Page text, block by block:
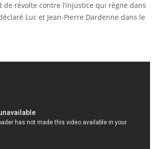
révolte contre l’injustice qui règne dans
Luc et Jean-Pierre Dardenne dans le